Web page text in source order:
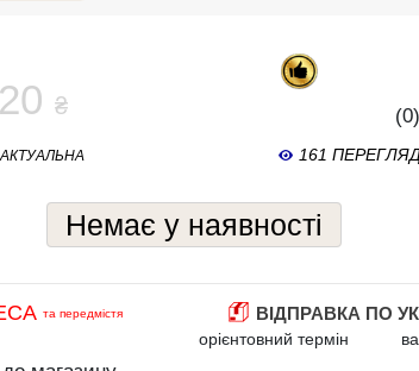
₴ (0)
161
Немає у наявності
та передмістя ВІДПРАВКА ПО
орієнтовний термін